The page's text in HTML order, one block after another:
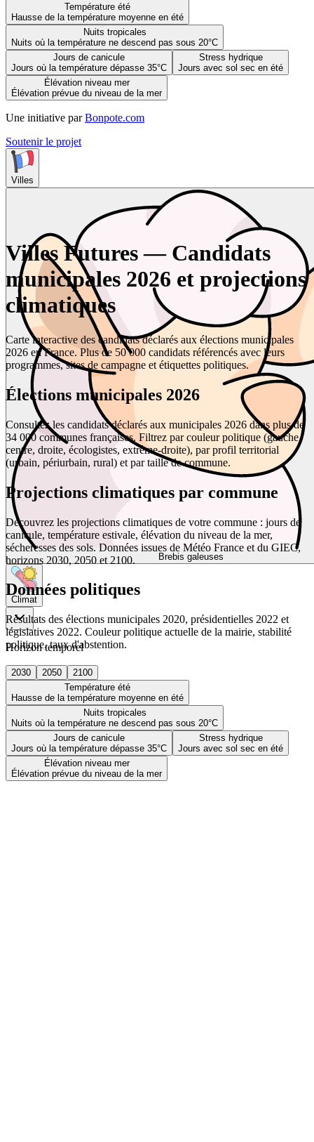
Température été
Hausse de la température moyenne en été
Nuits tropicales
Nuits où la température ne descend pas sous 20°C
Jours de canicule
Jours où la température dépasse 35°C
Stress hydrique
Jours avec sol sec en été
Élévation niveau mer
Élévation prévue du niveau de la mer
Une initiative par Bonpote.com
Soutenir le projet
Villes
Brebis galeuses
Climat
Horizon temporel
2030 2050
2100
Température été
Hausse de la température moyenne en été
Nuits tropicales
Nuits où la température ne descend pas sous 20°C
Jours de canicule
Jours où la température dépasse 35°C
Stress hydrique
Jours avec sol sec en été
Élévation niveau mer
Élévation prévue du niveau de la mer
Villes Futures — Candidats
municipales 2026 et projections
climatiques
Carte interactive des candidats déclarés aux élections municipales
2026 en France. Plus de 50 000 candidats référencés avec leurs
programmes, sites de campagne et étiquettes politiques.
Élections municipales 2026
Consultez les candidats déclarés aux municipales 2026 dans plus de
34 000 communes françaises. Filtrez par couleur politique (gauche,
centre, droite, écologistes, extrême-droite), par profil territorial
(urbain, périurbain, rural) et par taille de commune.
Projections climatiques par commune
Découvrez les projections climatiques de votre commune : jours de
canicule, température estivale, élévation du niveau de la mer,
sécheresses des sols. Données issues de Météo France et du GIEC,
horizons 2030, 2050 et 2100.
Données politiques
Résultats des élections municipales 2020, présidentielles 2022 et
législatives 2022. Couleur politique actuelle de la mairie, stabilité
politique, taux d'abstention.